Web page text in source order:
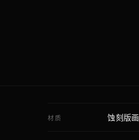
材质 蚀刻版画